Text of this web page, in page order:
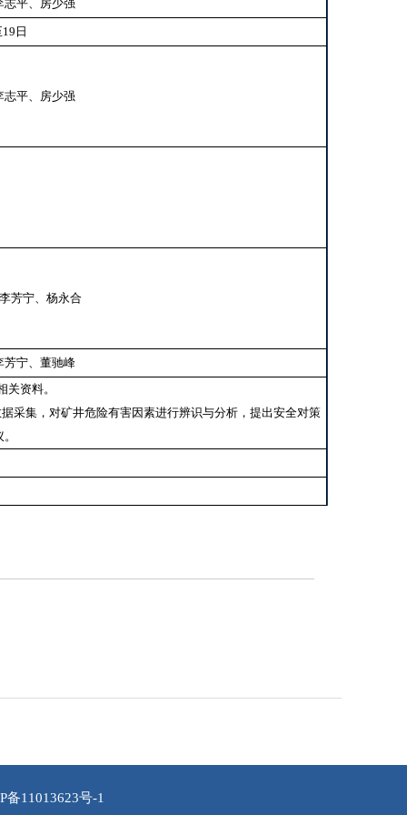
志平、房少强
日
志平、房少强
芳宁、杨永合
芳宁、董驰峰
关资料。
采集，对矿井危险有害因素进行辨识与分析，提出安全对策
备11013623号-1